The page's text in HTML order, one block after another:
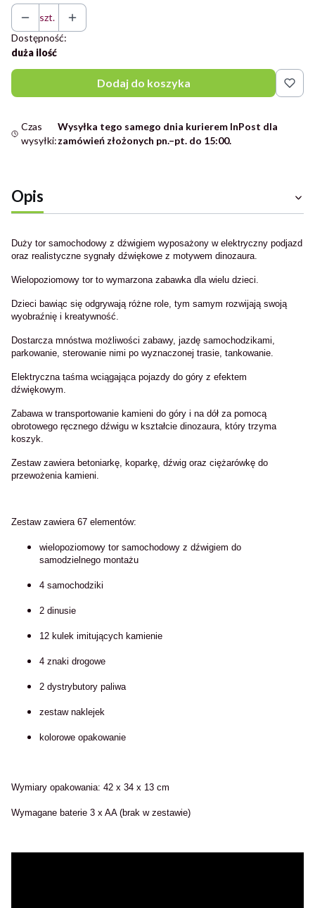
szt.
Dostępność:
duża ilość
Dodaj do koszyka
Czas
wysyłki:
Wysyłka tego samego dnia kurierem InPost dla
zamówień złożonych pn.–pt. do 15:00.
Opis
Duży tor samochodowy z dźwigiem wyposażony w elektryczny podjazd
oraz realistyczne sygnały dźwiękowe z motywem dinozaura.
Wielopoziomowy tor to wymarzona zabawka dla wielu dzieci.
Dzieci bawiąc się odgrywają różne role, tym samym rozwijają swoją
wyobraźnię i kreatywność.
Dostarcza mnóstwa możliwości zabawy, jazdę samochodzikami,
parkowanie, sterowanie nimi po wyznaczonej trasie, tankowanie.
Elektryczna taśma wciągająca pojazdy do góry z efektem
dźwiękowym.
Zabawa w transportowanie kamieni do góry i na dół za pomocą
obrotowego ręcznego dźwigu w kształcie dinozaura, który trzyma
koszyk.
Zestaw zawiera betoniarkę, koparkę, dźwig oraz ciężarówkę do
przewożenia kamieni.
Zestaw zawiera 67 elementów:
wielopoziomowy tor samochodowy z dźwigiem do
samodzielnego montażu
4 samochodziki
2 dinusie
12 kulek imitujących kamienie
4 znaki drogowe
2 dystrybutory paliwa
zestaw naklejek
kolorowe opakowanie
Wymiary opakowania: 42 x 34 x 13 cm
Wymagane baterie 3 x AA (brak w zestawie)